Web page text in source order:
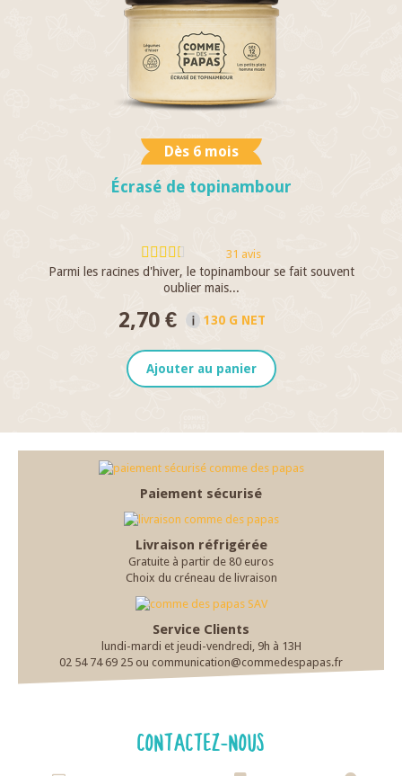
Dès 6 mois
Écrasé de topinambour
31 avis
Parmi les racines d'hiver, le topinambour se fait souvent
oublier mais...
2,70 € 130 G NET
Ajouter au panier
Paiement sécurisé
Livraison réfrigérée
Gratuite à partir de 80 euros
Choix du créneau de livraison
Service Clients
lundi-mardi et jeudi-vendredi, 9h à 13H
02 54 74 69 25 ou communication@commedespapas.fr
CONTACTEZ-NOUS